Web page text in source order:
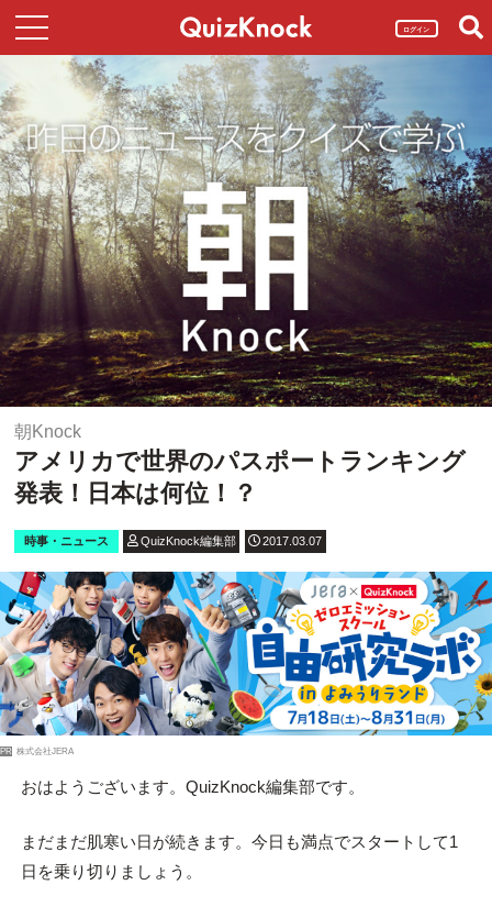
ログイン
朝Knock
アメリカで世界のパスポートランキング
発表！日本は何位！？
時事・ニュース QuizKnock編集部 2017.03.07
PR 株式会社JERA
おはようございます。QuizKnock編集部です。
まだまだ肌寒い日が続きます。今日も満点でスタートして1
日を乗り切りましょう。